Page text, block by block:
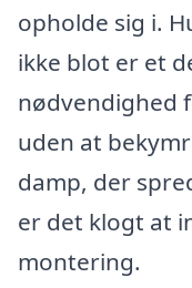
opholde sig i.
ikke blot er et
nødvendighed
uden at
damp, der
er det klogt at
montering.